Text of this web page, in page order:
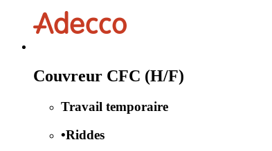
Couvreur CFC (H/F)
Travail temporaire
•Riddes